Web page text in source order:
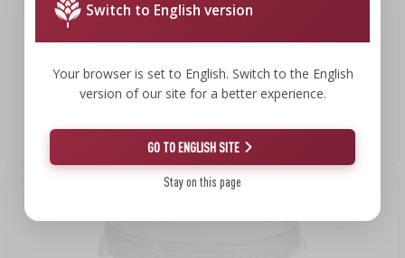
3,39 €
Switch to English version
Your browser is set to English. Switch to the English
version of our site for a better experience.
GO TO ENGLISH SITE
Stay on this page